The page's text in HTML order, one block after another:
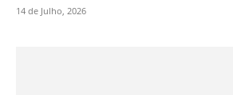
14 de Julho, 2026